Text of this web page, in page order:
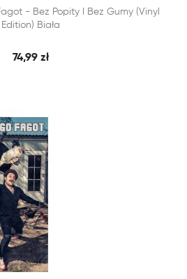
SZYBKI PODGLĄD
- Bez Popity I Bez Gumy (Vinyl
Edition) Biała
74,99 zł